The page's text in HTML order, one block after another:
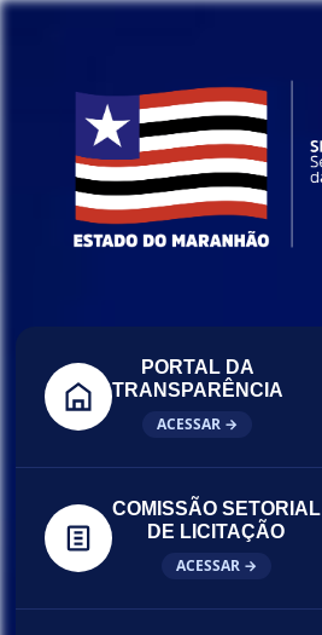
PORTAL DA
TRANSPARÊNCIA
ACESSAR →
COMISSÃO SETORIAL
DE LICITAÇÃO
ACESSAR →